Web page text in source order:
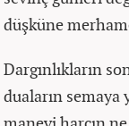
düşküne
Dargınlıkların
duaların